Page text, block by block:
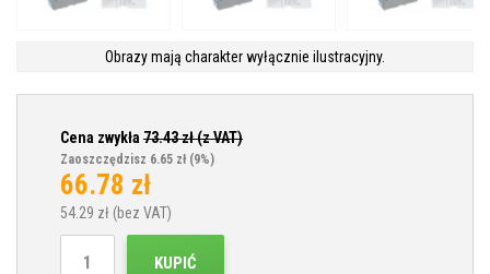
Obrazy mają charakter wyłącznie ilustracyjny.
Cena zwykła 73.43zł (z VAT)
Zaoszczędzisz 6.65 zł (9%)
66.78 zł
54.29 zł (bez VAT)
KUPIĆ